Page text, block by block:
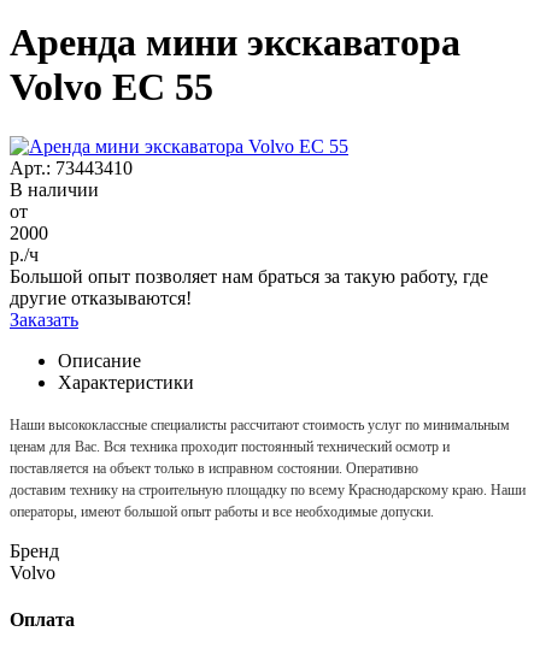
Аренда мини экскаватора
Volvo EC 55
Арт.: 73443410
В наличии
от
2000
р./ч
Большой опыт позволяет нам браться за такую работу, где
другие отказываются!
Заказать
Описание
Характеристики
Наши высококлассные специалисты рассчитают стоимость услуг по минимальным
ценам для Вас. Вся техника проходит постоянный технический осмотр и
поставляется на объект только в исправном состоянии. Оперативно
доставим технику на строительную площадку по всему Краснодарскому краю. Наши
операторы, имеют большой опыт работы и все необходимые допуски.
Бренд
Volvo
Оплата